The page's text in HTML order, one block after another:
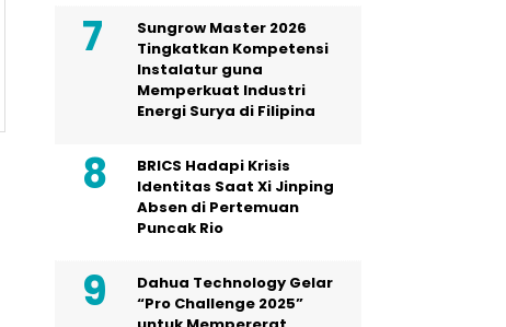
Sungrow Master 2026
Tingkatkan Kompetensi
Instalatur guna
Memperkuat Industri
Energi Surya di Filipina
BRICS Hadapi Krisis
Identitas Saat Xi Jinping
Absen di Pertemuan
Puncak Rio
Dahua Technology Gelar
“Pro Challenge 2025”